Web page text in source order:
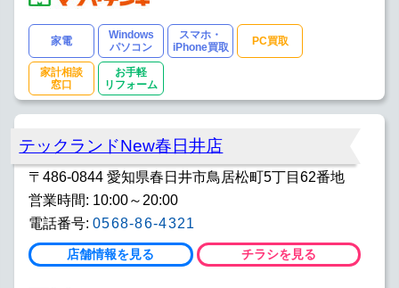
家電
Windows
パソコン
スマホ・
iPhone買取
PC買取
家計相談
窓口
お手軽
リフォーム
テックランドNew春日井店
〒486-0844 愛知県春日井市鳥居松町5丁目62番地
営業時間: 10:00～20:00
電話番号: 0568-86-4321
店舗情報を見る チラシを見る